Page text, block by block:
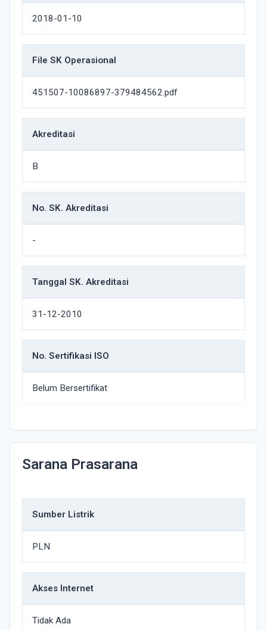
2018-01-10
File SK Operasional
451507-10086897-379484562.pdf
Akreditasi
B
No. SK. Akreditasi
-
Tanggal SK. Akreditasi
31-12-2010
No. Sertifikasi ISO
Belum Bersertifikat
Sarana Prasarana
Sumber Listrik
PLN
Akses Internet
Tidak Ada